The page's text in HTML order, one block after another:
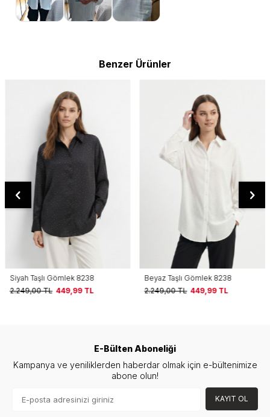
Benzer Ürünler
Siyah Taşlı Gömlek 8238
2.249,00TL 449,99TL
Beyaz Taşlı Gömlek 8238
2.249,00TL 449,99TL
E-Bülten Aboneliği
Kampanya ve yeniliklerden haberdar olmak için e-bültenimize
abone olun!
KAYIT OL